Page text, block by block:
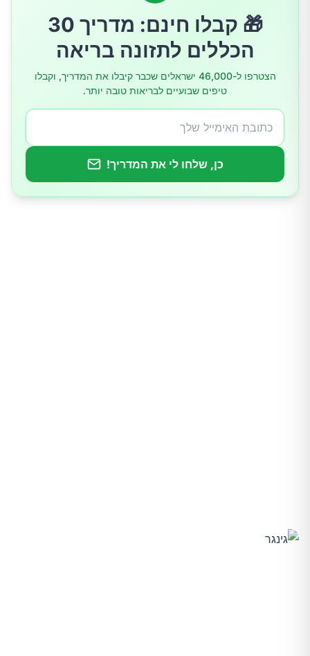
🎁 קבלו חינם: מדריך 30
הכללים לתזונה בריאה
הצטרפו ל-46,000 ישראלים שכבר קיבלו את המדריך, וקבלו
טיפים שבועיים לבריאות טובה יותר.
כן, שלחו לי את המדריך!